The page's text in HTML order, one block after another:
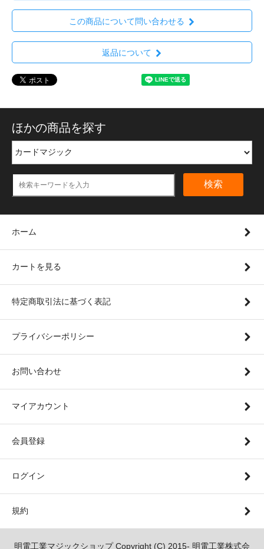
この商品について問い合わせる
返品について
ほかの商品を探す
検索
ホーム
カートを見る
特定商取引法に基づく表記
プライバシーポリシー
お問い合わせ
マイアカウント
会員登録
ログイン
規約
明電工業マジックショップ Copyright (C) 2015- 明電工業株式会